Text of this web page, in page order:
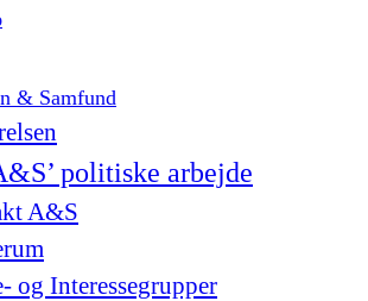
& Samfund
politiske arbejde
A&S
og Interessegrupper